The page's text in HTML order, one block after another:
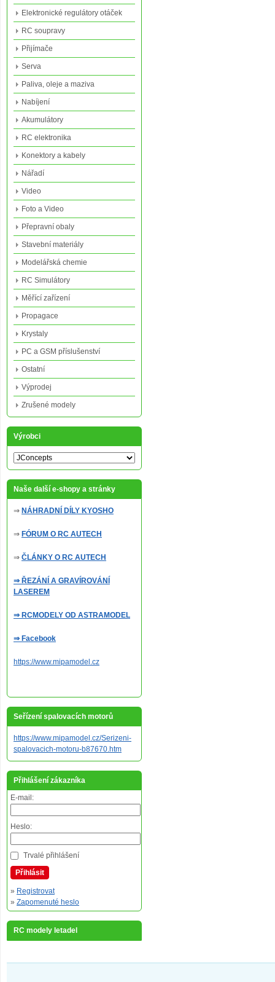
Elektronické regulátory otáček
RC soupravy
Přijímače
Serva
Paliva, oleje a maziva
Nabíjení
Akumulátory
RC elektronika
Konektory a kabely
Nářadí
Video
Foto a Video
Přepravní obaly
Stavební materiály
Modelářská chemie
RC Simulátory
Měřící zařízení
Propagace
Krystaly
PC a GSM příslušenství
Ostatní
Výprodej
Zrušené modely
Výrobci
Naše další e-shopy a stránky
⇒ NÁHRADNÍ DÍLY KYOSHO
⇒ FÓRUM O RC AUTECH
⇒ ČLÁNKY O RC AUTECH
⇒ ŘEZÁNÍ A GRAVÍROVÁNÍ
LASEREM
⇒ RCMODELY OD ASTRAMODEL
⇒ Facebook
https://www.mipamodel.cz
Seřízení spalovacích motorů
https://www.mipamodel.cz/Serizeni-
spalovacich-motoru-b87670.htm
Přihlášení zákazníka
E-mail:
Heslo:
Trvalé přihlášení
Přihlásit
» Registrovat
» Zapomenuté heslo
RC modely letadel